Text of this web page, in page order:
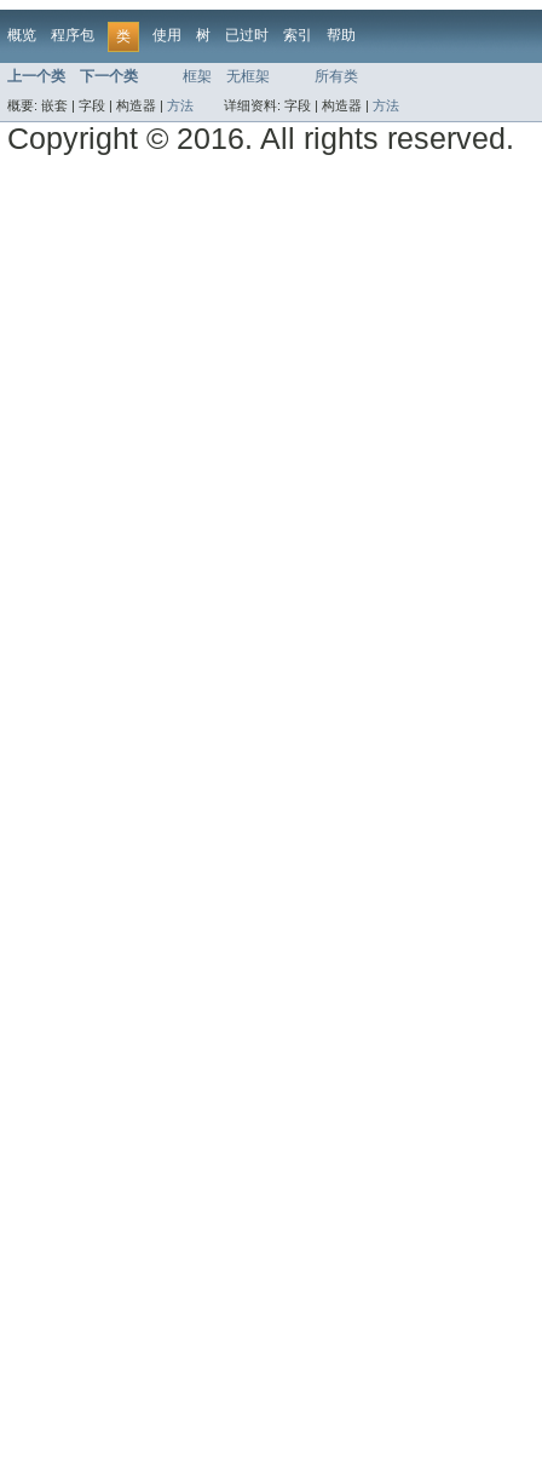
概览 程序包 类 使用 树 已过时 索引 帮助
上一个类 下一个类 框架 无框架 所有类
概要: 嵌套 | 字段 | 构造器 | 方法 详细资料: 字段 | 构造器 | 方法
Copyright © 2016. All rights reserved.